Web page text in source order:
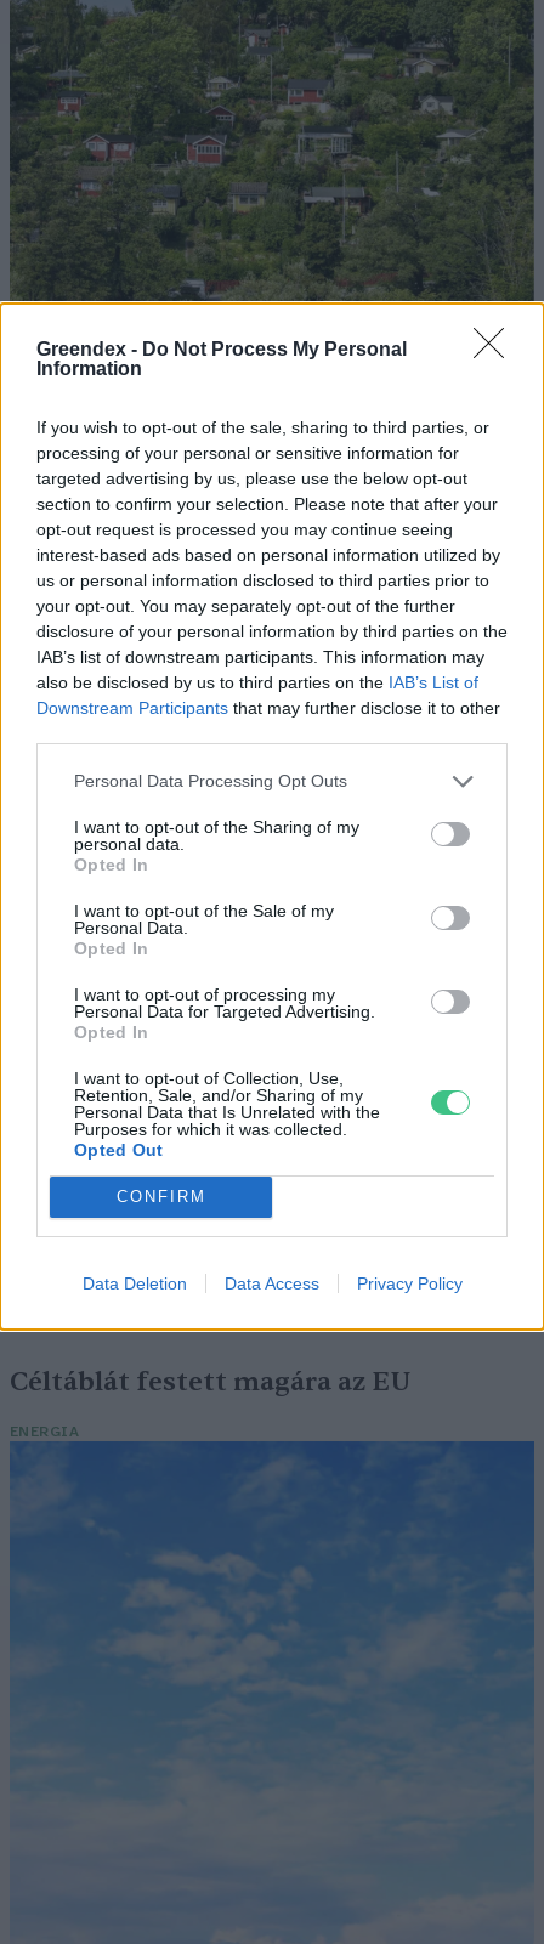
Greendex - Do Not Process My Personal
Information
If you wish to opt-out of the sale, sharing to third parties, or
processing of your personal or sensitive information for
targeted advertising by us, please use the below opt-out
section to confirm your selection. Please note that after your
opt-out request is processed you may continue seeing
interest-based ads based on personal information utilized by
us or personal information disclosed to third parties prior to
your opt-out. You may separately opt-out of the further
disclosure of your personal information by third parties on the
IAB’s list of downstream participants. This information may
also be disclosed by us to third parties on the IAB’s List of
Downstream Participants that may further disclose it to other
Personal Data Processing Opt Outs
I want to opt-out of the Sharing of my
personal data.
Opted In
I want to opt-out of the Sale of my
Personal Data.
Opted In
I want to opt-out of processing my
Personal Data for Targeted Advertising.
Opted In
I want to opt-out of Collection, Use,
Retention, Sale, and/or Sharing of my
Personal Data that Is Unrelated with the
Purposes for which it was collected.
Opted Out
CONFIRM
Data Deletion Data Access Privacy Policy
Szöllősi Gáborral, a Gardenfutura ügyvezetőjével beszélgettünk.
Miért viseli meg az embert a hőség
és mit tehetünk ellene?
EGÉSZSÉGÜNK
Csillaghullás, napfogyatkozás:
augusztusban érdemes lesz az égre
nézni
Az alacsony vízszintnél durvább dolgok
is történhetnek egy folyóval
A városi fák megmaradása a tét
Céltáblát festett magára az EU
ENERGIA